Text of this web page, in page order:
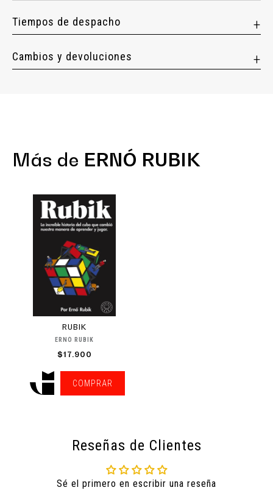
Tiempos de despacho
Cambios y devoluciones
Más de ERNÓ RUBIK
RUBIK
ERNÓ RUBIK
$17.900
COMPRAR
Reseñas de Clientes
Sé el primero en escribir una reseña